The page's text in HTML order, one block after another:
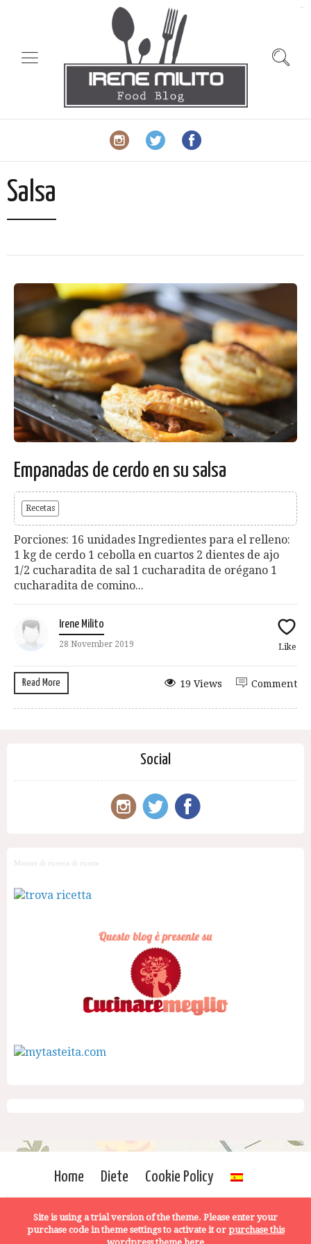
Salsa
Empanadas de cerdo en su salsa
Recetas
Porciones: 16 unidades Ingredientes para el relleno:
1 kg de cerdo 1 cebolla en cuartos 2 dientes de ajo
1/2 cucharadita de sal 1 cucharadita de orégano 1
cucharadita de comino...
Irene Milito
28 November 2019 Like
Read More Comment
19 Views
Social
Motore di ricerca di ricette
Home Diete Cookie Policy
Site is using a trial version of the theme. Please enter your
purchase code in theme settings to activate it or purchase this